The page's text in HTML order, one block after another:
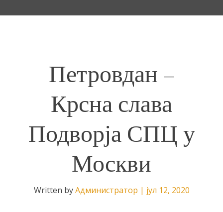
Петровдан –
Крсна слава
Подворја СПЦ у
Москви
Written byАдминистратор | јул 12, 2020